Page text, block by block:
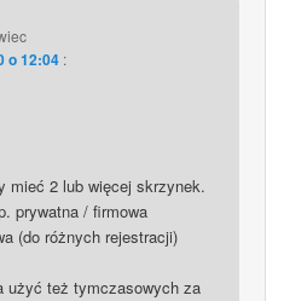
o 12:04 :
mieć 2 lub więcej skrzynek.
prywatna / firmowa
(do różnych rejestracji)
użyć też tymczasowych za